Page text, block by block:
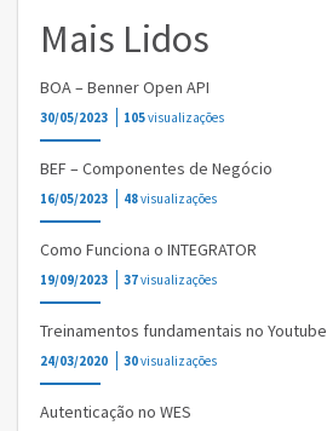
Mais Lidos
BOA – Benner Open API
30/05/2023 105visualizações
BEF – Componentes de Negócio
16/05/2023 48visualizações
Como Funciona o INTEGRATOR
19/09/2023 37visualizações
Treinamentos fundamentais no Youtube
24/03/2020 30visualizações
Autenticação no WES